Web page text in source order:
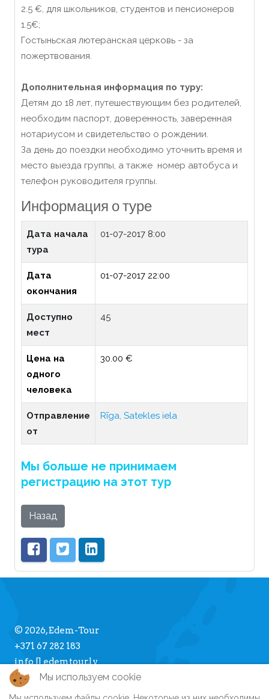
2.5 €, для школьников, студентов и пенсионеров
1.5€;
Гостыньская лютеранская церковь - за
пожертвования.
Дополнительная информация по туру:
Детям до 18 лет, путешествующим без родителей,
необходим паспорт, доверенность, заверенная
нотариусом и свидетельство о рождении.
За день до поездки необходимо уточнить время и
место выезда группы, а также номер автобуса и
телефон руководителя группы.
Информация о туре
Дата начала
тура
01-07-2017 8:00
Дата
окончания
01-07-2017 22:00
Доступно
мест
45
Цена на
одного
человека
30.00 €
Отправление
от
Rīga, Satekles iela
Мы больше не принимаем
регистрацию на этот тур
Назад
© 2026, Edem-Tour
+371 67 282 183
info [] edemtour.lv
Мы используем cookie